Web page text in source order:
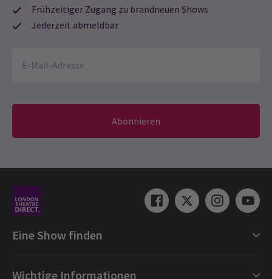
Frühzeitiger Zugang zu brandneuen Shows
Jederzeit abmeldbar
Abonnieren
Eine Show finden
Wichtige Informationen